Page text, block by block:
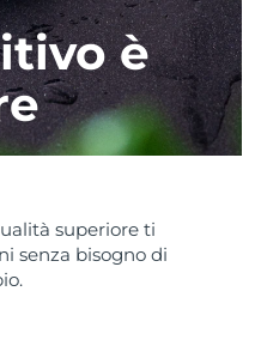
è
superiore ti
senza bisogno di